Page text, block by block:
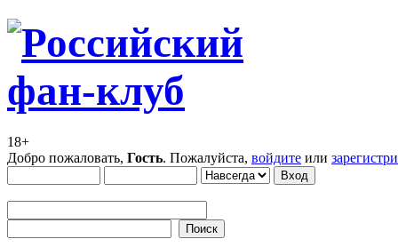
18+
Добро пожаловать, Гость. Пожалуйста, войдите или